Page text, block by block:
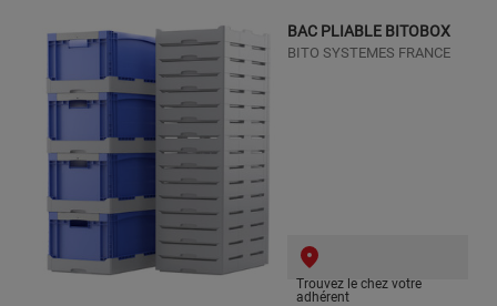
BAC PLIABLE BITOBOX
BITO SYSTEMES FRANCE
Trouvez le chez votre
adhérent